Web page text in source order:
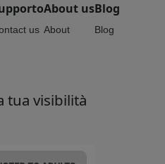
us
About us
About
Blog
Blog
tua visibilità